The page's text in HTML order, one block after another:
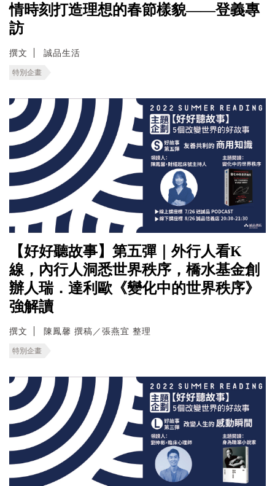
情時刻打造理想的春節樣貌——登義專
訪
撰文 誠品生活
特別企畫
【好好聽故事】第五彈｜外行人看K
線，內行人洞悉世界秩序，橋水基金創
辦人瑞．達利歐《變化中的世界秩序》
強解讀
撰文 陳鳳馨 撰稿／張燕宜 整理
特別企畫